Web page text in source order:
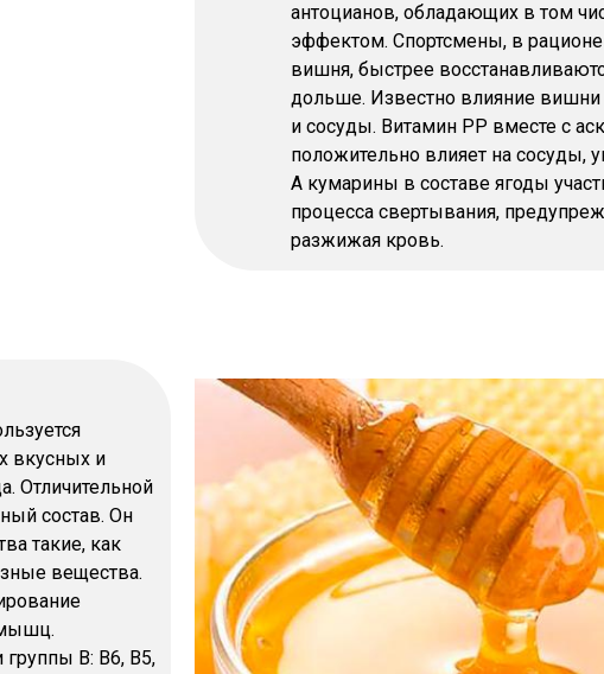
антоцианов, обладающих в том
эффектом. Спортсмены, в рационе
вишня, быстрее
дольше. Известно влияние
и сосуды. Витамин РР вместе с
положительно влияет на сосуды,
А кумарины в составе ягоды
процесса свертывания,
разжижая кровь.
вкусных и
Отличительной
состав. Он
такие, как
вещества.
мышц.
В: В6, В5,